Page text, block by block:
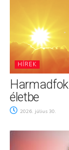
HÍREK
életbe
2026. július 30.